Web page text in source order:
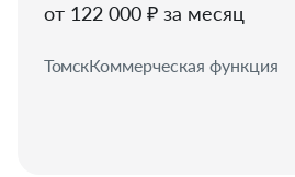
от 122 000 ₽ за месяц
ТомскКоммерческая функция